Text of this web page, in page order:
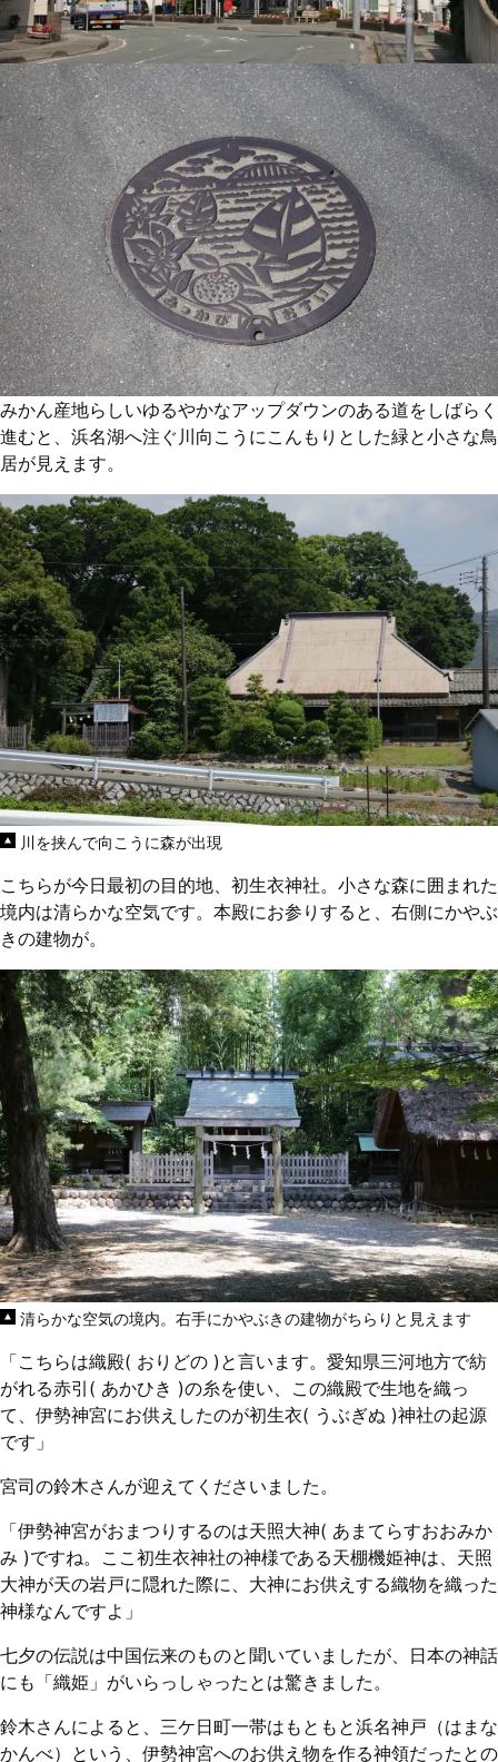
みかん産地らしいゆるやかなアップダウンのある道をしばらく
進むと、浜名湖へ注ぐ川向こうにこんもりとした緑と小さな鳥
居が見えます。
川を挟んで向こうに森が出現
こちらが今日最初の目的地、初生衣神社。小さな森に囲まれた
境内は清らかな空気です。本殿にお参りすると、右側にかやぶ
きの建物が。
清らかな空気の境内。右手にかやぶきの建物がちらりと見えます
「こちらは織殿( おりどの )と言います。愛知県三河地方で紡
がれる赤引( あかひき )の糸を使い、この織殿で生地を織っ
て、伊勢神宮にお供えしたのが初生衣( うぶぎぬ )神社の起源
です」
宮司の鈴木さんが迎えてくださいました。
「伊勢神宮がおまつりするのは天照大神( あまてらすおおみか
み )ですね。ここ初生衣神社の神様である天棚機姫神は、天照
大神が天の岩戸に隠れた際に、大神にお供えする織物を織った
神様なんですよ」
七夕の伝説は中国伝来のものと聞いていましたが、日本の神話
にも「織姫」がいらっしゃったとは驚きました。
鈴木さんによると、三ケ日町一帯はもともと浜名神戸（はまな
かんべ）という、伊勢神宮へのお供え物を作る神領だったとの